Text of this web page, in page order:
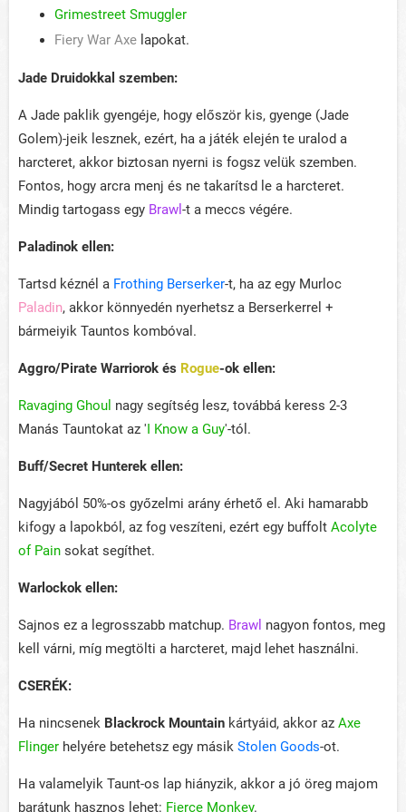
Grimestreet Smuggler
Fiery War Axe lapokat.
Jade Druidokkal szemben:
A Jade paklik gyengéje, hogy először kis, gyenge (Jade
Golem)-jeik lesznek, ezért, ha a játék elején te uralod a
harcteret, akkor biztosan nyerni is fogsz velük szemben.
Fontos, hogy arcra menj és ne takarítsd le a harcteret.
Mindig tartogass egy Brawl -t a meccs végére.
Paladinok ellen:
Tartsd kéznél a Frothing Berserker-t, ha az egy Murloc
Paladin, akkor könnyedén nyerhetsz a Berserkerrel +
bármeiyik Tauntos kombóval.
Aggro/Pirate Warriorok és Rogue-ok ellen:
Ravaging Ghoul nagy segítség lesz, továbbá keress 2-3
Manás Tauntokat az 'I Know a Guy'-tól.
Buff/Secret Hunterek ellen:
Nagyjából 50%-os győzelmi arány érhető el. Aki hamarabb
kifogy a lapokból, az fog veszíteni, ezért egy buffolt Acolyte
of Pain sokat segíthet.
Warlockok ellen:
Sajnos ez a legrosszabb matchup. Brawl nagyon fontos, meg
kell várni, míg megtölti a harcteret, majd lehet használni.
CSERÉK:
Ha nincsenek Blackrock Mountain kártyáid, akkor az Axe
Flinger helyére betehetsz egy másik Stolen Goods-ot.
Ha valamelyik Taunt-os lap hiányzik, akkor a jó öreg majom
barátunk hasznos lehet: Fierce Monkey.